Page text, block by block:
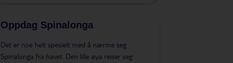
Oppdag Spinalonga
Det er noe helt spesielt med å nærme seg
Spinalonga fra havet. Den lille øya reiser seg